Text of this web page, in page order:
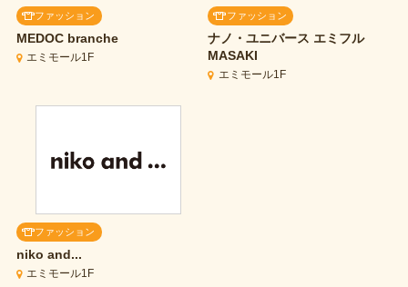
ファッション
MEDOC branche
エミモール1F
ファッション
ナノ・ユニバース エミフル
MASAKI
エミモール1F
ファッション
niko and...
エミモール1F